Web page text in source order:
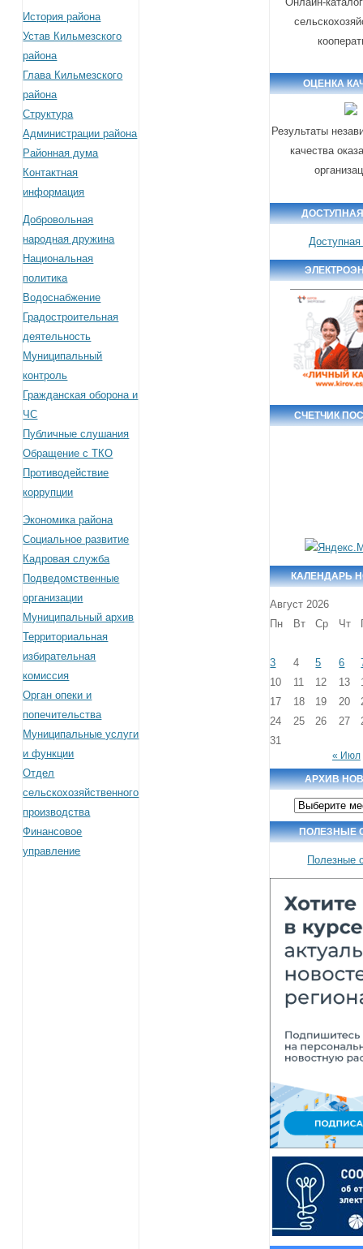
История района
Устав Кильмезского
района
Глава Кильмезского
района
Структура
Администрации района
Районная дума
Контактная
информация
Добровольная
народная дружина
Национальная
политика
Водоснабжение
Градостроительная
деятельность
Муниципальный
контроль
Гражданская оборона и
ЧС
Публичные слушания
Обращение с ТКО
Противодействие
коррупции
Экономика района
Социальное развитие
Кадровая служба
Подведомственные
организации
Муниципальный архив
Территориальная
избирательная
комиссия
Орган опеки и
попечительства
Муниципальные услуги
и функции
Отдел
сельскохозяйственного
производства
Финансовое
управление
ОЦЕНКА
Результаты
качества
СЧЕТЧИК
КАЛЕНДАРЬ
Август 2026
Пн
Вт Ср Чт
3 4 5 6
10
11 12 13
17
18 19 20
24
25 26 27
31
« Июл
АРХИВ
Архив
новостей
ПОЛЕЗНЫЕ
Полезные